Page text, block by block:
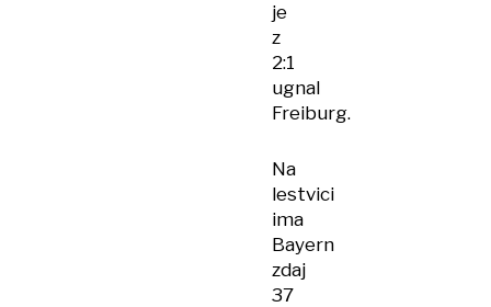
je
z
2:1
ugnal
Freiburg.
Na
lestvici
ima
Bayern
zdaj
37